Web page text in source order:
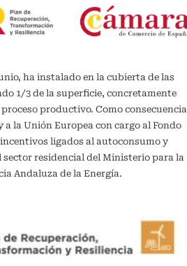
ha instalado en la cubierta de las
1/3 de la superficie, concretamente
productivo. Como consecuencia
la Unión Europea con cargo al Fondo
ligados al autoconsumo y
residencial del Ministerio para la
Andaluza de la Energía.